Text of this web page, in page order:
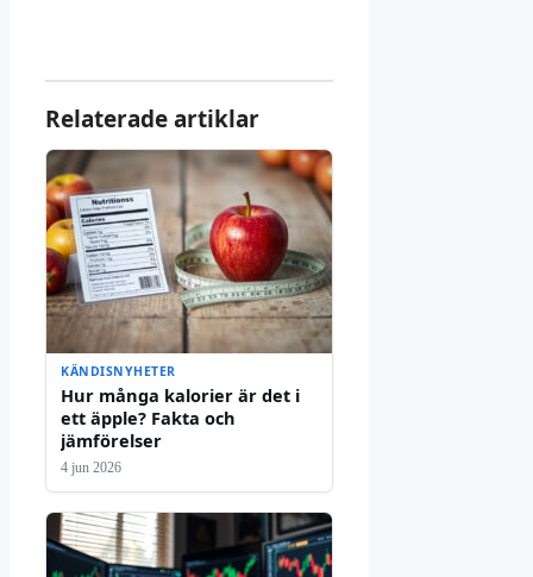
Relaterade artiklar
KÄNDISNYHETER
Hur många kalorier är det i
ett äpple? Fakta och
jämförelser
4 jun 2026